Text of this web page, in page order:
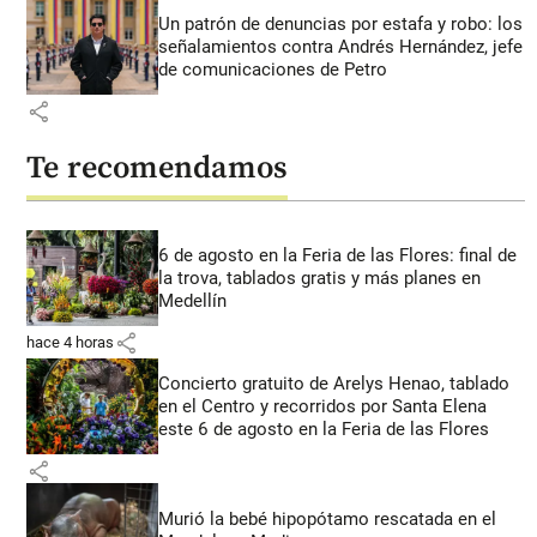
Un patrón de denuncias por estafa y robo: los
señalamientos contra Andrés Hernández, jefe
de comunicaciones de Petro
share
Te recomendamos
6 de agosto en la Feria de las Flores: final de
la trova, tablados gratis y más planes en
Medellín
hace 4 horas share
Concierto gratuito de Arelys Henao, tablado
en el Centro y recorridos por Santa Elena
este 6 de agosto en la Feria de las Flores
share
Murió la bebé hipopótamo rescatada en el